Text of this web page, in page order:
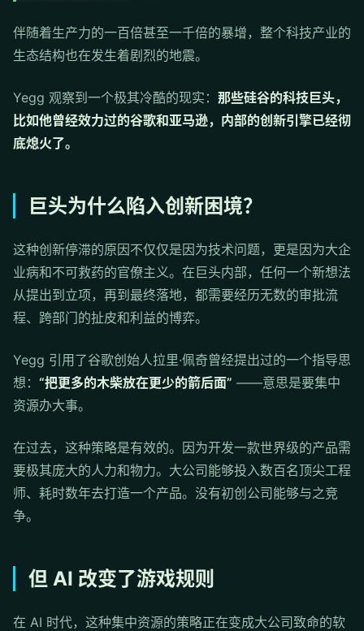
伴随着生产力的一百倍甚至一千倍的暴增，整个科技产业的
生态结构也在发生着剧烈的地震。
Yegg 观察到一个极其冷酷的现实： 那些硅谷的科技巨头，
比如他曾经效力过的谷歌和亚马逊，内部的创新引擎已经彻
底熄火了。
巨头为什么陷入创新困境？
这种创新停滞的原因不仅仅是因为技术问题，更是因为大企
业病和不可救药的官僚主义。在巨头内部，任何一个新想法
从提出到立项，再到最终落地，都需要经历无数的审批流
程、跨部门的扯皮和利益的博弈。
Yegg 引用了谷歌创始人拉里·佩奇曾经提出过的一个指导思
想： “把更多的木柴放在更少的箭后面” ——意思是要集中
资源办大事。
在过去，这种策略是有效的。因为开发一款世界级的产品需
要极其庞大的人力和物力。大公司能够投入数百名顶尖工程
师、耗时数年去打造一个产品。没有初创公司能够与之竞
争。
但 AI 改变了游戏规则
在 AI 时代，这种集中资源的策略正在变成大公司致命的软